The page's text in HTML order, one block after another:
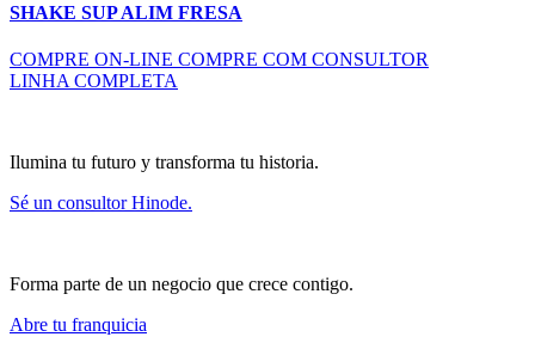
SHAKE SUP ALIM FRESA
COMPRE ON-LINE COMPRE COM CONSULTOR
LINHA COMPLETA
Ilumina tu futuro y transforma tu historia.
Sé un consultor Hinode.
Forma parte de un negocio que crece contigo.
Abre tu franquicia